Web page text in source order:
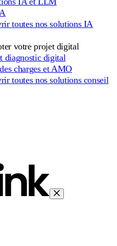
toutes nos solutions IA
votre projet digital
diagnostic digital
charges et AMO
toutes nos solutions conseil